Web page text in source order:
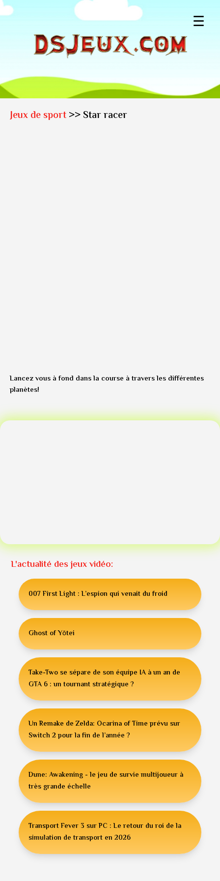
☰
Jeux de sport>> Star racer
Lancez vous à fond dans la course à travers les différentes
planètes!
L'actualité des jeux vidéo:
007 First Light : L’espion qui venait du froid
Ghost of Yōtei
Take-Two se sépare de son équipe IA à un an de
GTA 6 : un tournant stratégique ?
Un Remake de Zelda: Ocarina of Time prévu sur
Switch 2 pour la fin de l’année ?
Dune: Awakening - le jeu de survie multijoueur à
très grande échelle
Transport Fever 3 sur PC : Le retour du roi de la
simulation de transport en 2026